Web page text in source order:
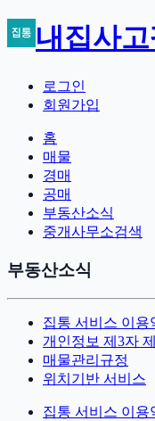
내집사
로그인
회원가입
홈
매물
경매
공매
부동산소식
중개사무소검색
부동산소식
집통 서비스 이용
개인정보 제3자
매물관리규정
위치기반 서비스
집통 서비스 이용